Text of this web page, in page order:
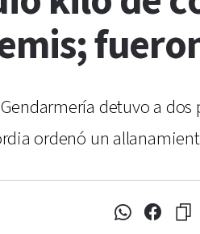
detuvo a
ordenó un